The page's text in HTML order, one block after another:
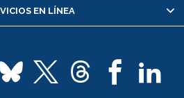
y crédito alumnos
Docentes
EN LÍNEA